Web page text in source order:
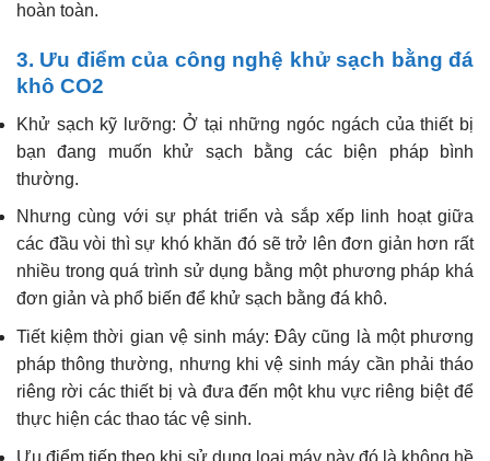
hoàn toàn.
3. Ưu điểm của công nghệ khử sạch bằng đá
khô CO2
Khử sạch kỹ lưỡng: Ở tại những ngóc ngách của thiết bị
bạn đang muốn khử sạch bằng các biện pháp bình
thường.
Nhưng cùng với sự phát triển và sắp xếp linh hoạt giữa
các đầu vòi thì sự khó khăn đó sẽ trở lên đơn giản hơn rất
nhiều trong quá trình sử dụng bằng một phương pháp khá
đơn giản và phổ biến để khử sạch bằng đá khô.
Tiết kiệm thời gian vệ sinh máy: Đây cũng là một phương
pháp thông thường, nhưng khi vệ sinh máy cần phải tháo
riêng rời các thiết bị và đưa đến một khu vực riêng biệt để
thực hiện các thao tác vệ sinh.
Ưu điểm tiếp theo khi sử dụng loại máy này đó là không hề